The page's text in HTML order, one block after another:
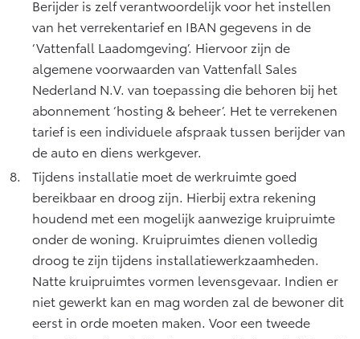
Berijder is zelf verantwoordelijk voor het instellen
van het verrekentarief en IBAN gegevens in de
‘Vattenfall Laadomgeving’. Hiervoor zijn de
algemene voorwaarden van Vattenfall Sales
Nederland N.V. van toepassing die behoren bij het
abonnement ‘hosting & beheer’. Het te verrekenen
tarief is een individuele afspraak tussen berijder van
de auto en diens werkgever.
Tijdens installatie moet de werkruimte goed
bereikbaar en droog zijn. Hierbij extra rekening
houdend met een mogelijk aanwezige kruipruimte
onder de woning. Kruipruimtes dienen volledig
droog te zijn tijdens installatiewerkzaamheden.
Natte kruipruimtes vormen levensgevaar. Indien er
niet gewerkt kan en mag worden zal de bewoner dit
eerst in orde moeten maken. Voor een tweede